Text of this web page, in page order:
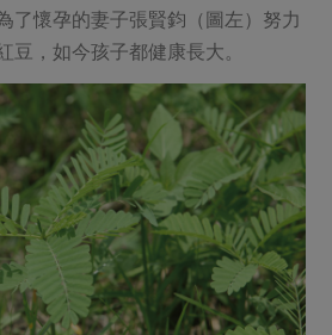
了懷孕的妻子張賢鈞（圖左）努力
豆，如今孩子都健康長大。